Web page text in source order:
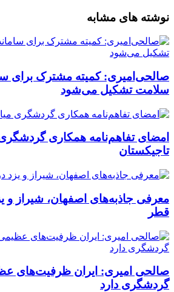
نوشته های مشابه
صالحی‌امیری: کمیته مشترک برای
سلامت تشکیل می‌شود
امضای تفاهم‌نامه همکاری گردشگری
تاجیکستان
معرفی جاذبه‌های اصفهان، شیراز و
قطر
صالحی امیری: ایران ظرفیت‌های
گردشگری دارد